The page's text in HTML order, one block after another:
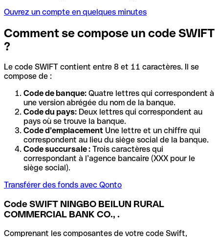
Ouvrez un compte en quelques minutes
Comment se compose un code SWIFT
?
Le code SWIFT contient entre 8 et 11 caractères. Il se
compose de :
Code de banque: Quatre lettres qui correspondent à
une version abrégée du nom de la banque.
Code du pays: Deux lettres qui correspondent au
pays où se trouve la banque.
Code d’emplacement Une lettre et un chiffre qui
correspondent au lieu du siège social de la banque.
Code succursale : Trois caractères qui
correspondant à l’agence bancaire (XXX pour le
siège social).
Transférer des fonds avec Qonto
Code SWIFT NINGBO BEILUN RURAL
COMMERCIAL BANK CO., .
Comprenant les composantes de votre code Swift,